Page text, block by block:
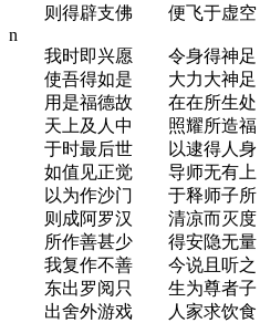
则得辟支佛 便飞于虚空
n
我时即兴愿 令身得神足
使吾得如是 大力大神足
用是福德故 在在所生处
天上及人中 照耀所造福
于时最后世 以逮得人身
如值见正觉 导师无有上
以为作沙门 于释师子所
则成阿罗汉 清凉而灭度
所作善甚少 得安隐无量
我复作不善 今说且听之
东出罗阅只 生为尊者子
出舍外游戏 人家求饮食